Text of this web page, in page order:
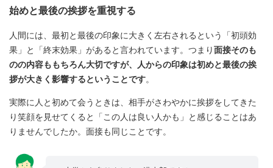
始めと最後の挨拶を重視する
人間には、最初と最後の印象に大きく左右されるという「初頭効
果」と「終末効果」があると言われています。つまり面接そのも
のの内容ももちろん大切ですが、人からの印象は初めと最後の挨
拶が大きく影響するということです。
実際に人と初めて会うときは、相手がさわやかに挨拶をしてきた
り笑顔を見せてくると「この人は良い人かも」と感じることはあ
りませんでしたか。面接も同じことです。